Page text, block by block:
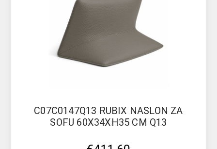
C07C0147Q13 RUBIX NASLON ZA
SOFU 60X34XH35 CM Q13